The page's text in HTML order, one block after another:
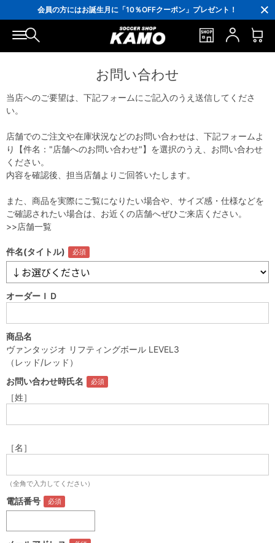
会員の方にはお誕生月に「10％OFFクーポン」プレゼント！
16,000円(税込)以上でシューズケースプレゼント！
3,300円(税込)以上で送料無料！
お問い合わせ
当店へのご要望は、下記フォームにご記入のうえ送信してくださ
い。
店舗でのご注文や在庫状況などのお問い合わせは、下記フォームよ
り【件名："店舗へのお問い合わせ"】を選択のうえ、お問い合わせ
ください。
内容を確認後、担当店舗よりご回答いたします。
また、商品を実際にご覧になりたい場合や、サイズ感・仕様などを
ご確認されたい場合は、お近くの店舗へぜひご来店ください。
>>店舗一覧
件名(タイトル)
オーダーＩＤ
商品名
ヴァンタッジオ リフティングボール LEVEL3
（レッド/レッド）
お問い合わせ時氏名
［姓］
［名］
（全角で入力してください）
電話番号